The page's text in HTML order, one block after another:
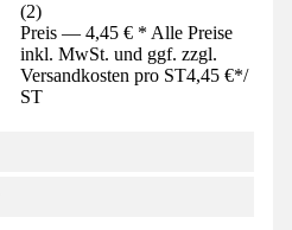
(2)
Preis — 4,45 € * Alle Preise
inkl. MwSt. und ggf. zzgl.
Versandkosten pro ST4,45 €*/
ST